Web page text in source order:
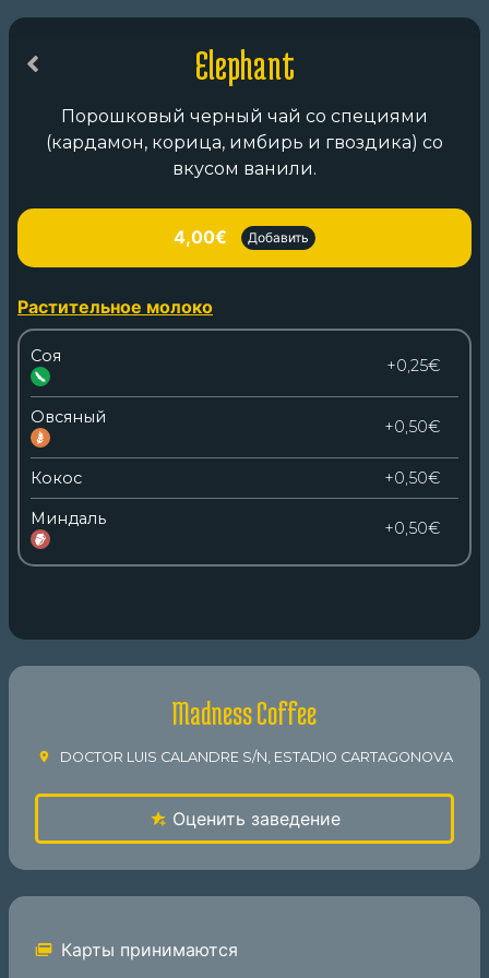
Elephant
Порошковый черный чай со специями
(кардамон, корица, имбирь и гвоздика) со
вкусом ванили.
4,00€ Добавить
Растительное молоко
Соя
+0,25€
Овсяный
+0,50€
Кокос +0,50€
Миндаль
+0,50€
Madness Coffee
DOCTOR LUIS CALANDRE S/N, ESTADIO CARTAGONOVA
Оценить заведение
Карты принимаются